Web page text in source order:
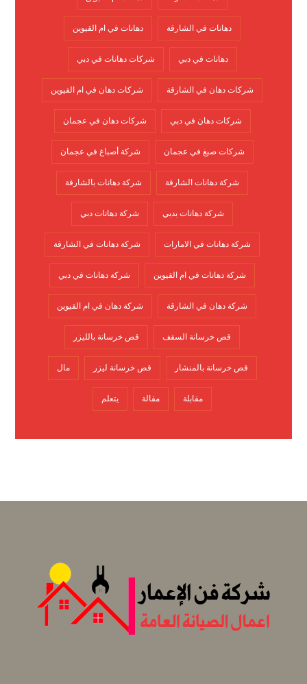
دهانات في الشارقة دهانات في ام القيوين
دهانات في دبي شركات دهانات في دبي
شركات دهان في الشارقة شركات دهان في ام القيوين
شركات دهان في دبي شركات دهان في عجمان
شركات صبغ في عجمان شركة أصباغ في عجمان
شركة دهانات الشارقة شركة دهانات بالشارقة
شركة دهانات بدبي شركة دهانات دبي
شركة دهانات في الامارات شركة دهانات في الشارقة
شركة دهانات في ام القيوين شركة دهانات في دبي
شركة دهان في الشارقة شركة دهان في ام القيوين
قص خرسانة السقف قص خرسانة بالليزر
قص خرسانة بالمنشار قص خرسانة ليزر مال
مقابلة مقالة يتعلم